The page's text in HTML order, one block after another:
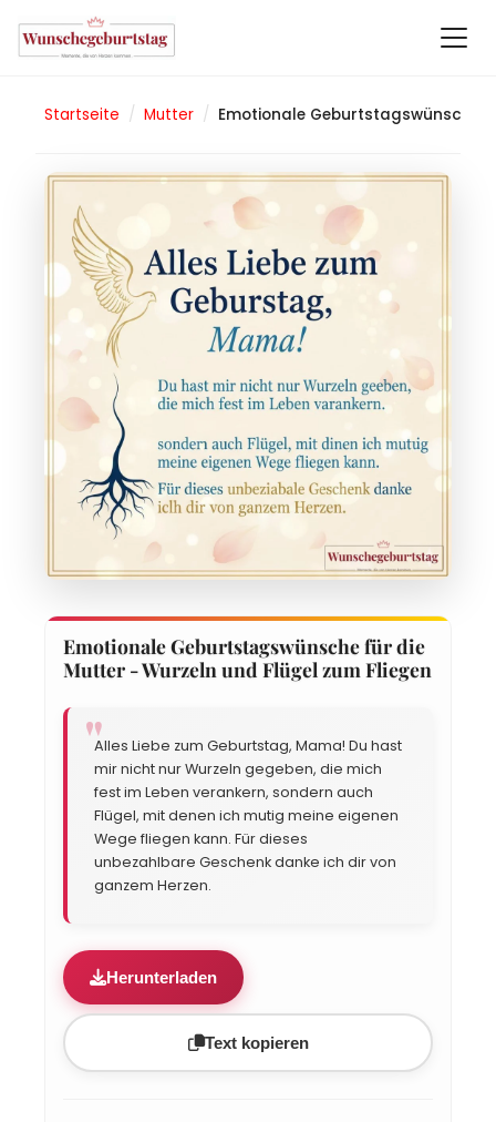
Startseite / Mutter / Emotionale Geburtstagswünsche
Emotionale Geburtstagswünsche für die
Mutter - Wurzeln und Flügel zum Fliegen
Alles Liebe zum Geburtstag, Mama! Du hast
mir nicht nur Wurzeln gegeben, die mich
fest im Leben verankern, sondern auch
Flügel, mit denen ich mutig meine eigenen
Wege fliegen kann. Für dieses
unbezahlbare Geschenk danke ich dir von
ganzem Herzen.
Herunterladen
Text kopieren